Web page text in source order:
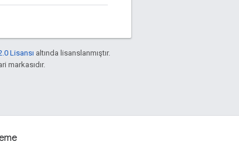
Lisansı altında lisanslanmıştır.
markasıdır.